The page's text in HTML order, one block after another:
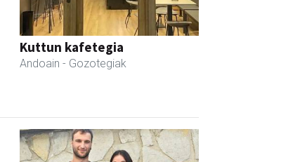
Kuttun kafetegia
Andoain - Gozotegiak